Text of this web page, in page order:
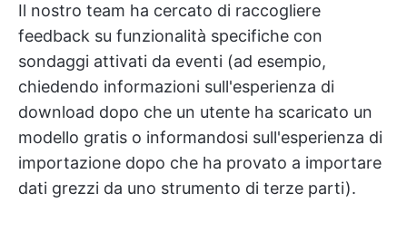
Il nostro team ha cercato di raccogliere
feedback su funzionalità specifiche con
sondaggi attivati da eventi (ad esempio,
chiedendo informazioni sull'esperienza di
download dopo che un utente ha scaricato un
modello gratis o informandosi sull'esperienza di
importazione dopo che ha provato a importare
dati grezzi da uno strumento di terze parti).